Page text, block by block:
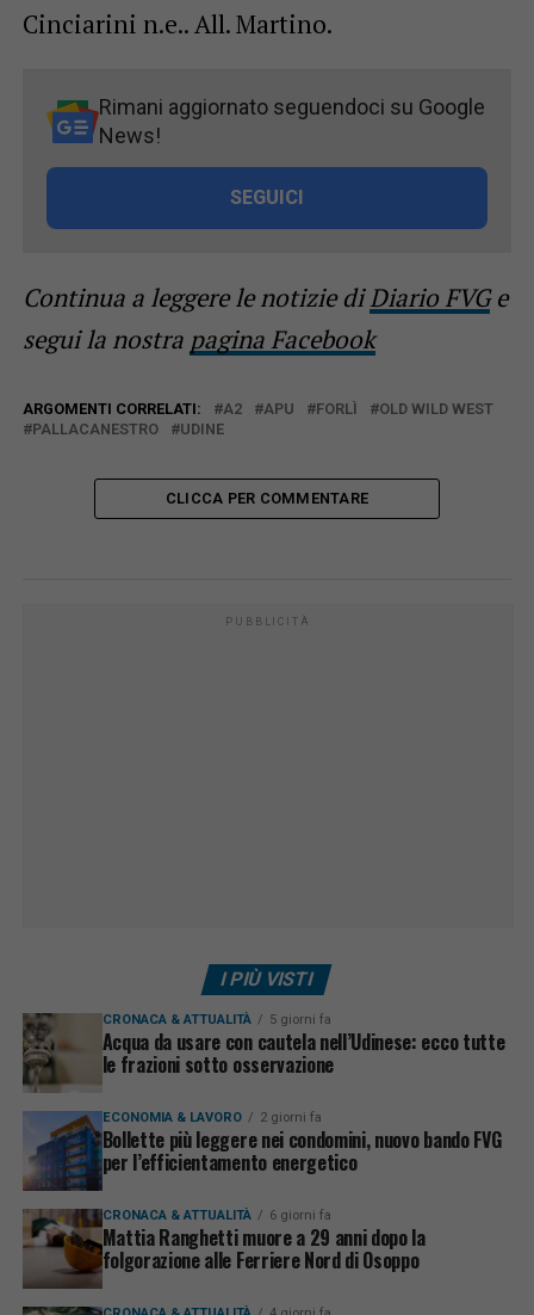
Cinciarini n.e.. All. Martino.
Rimani aggiornato seguendoci su Google
News!
SEGUICI
Continua a leggere le notizie diDiario FVGe
segui la nostra pagina Facebook
ARGOMENTI CORRELATI: A2 APU FORLÌ
OLD WILD WEST
PALLACANESTRO
UDINE
CLICCA PER COMMENTARE
PUBBLICITÀ
I PIÙ VISTI
CRONACA & ATTUALITÀ 5 giorni fa
Acqua da usare con cautela nell’Udinese: ecco tutte
le frazioni sotto osservazione
ECONOMIA & LAVORO 2 giorni fa
Bollette più leggere nei condomini, nuovo bando FVG
per l’efficientamento energetico
CRONACA & ATTUALITÀ 6 giorni fa
Mattia Ranghetti muore a 29 anni dopo la
folgorazione alle Ferriere Nord di Osoppo